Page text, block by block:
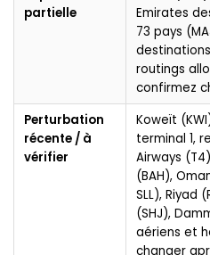
partielle
Emirates
73 pays
routings
confirmez
Perturbation
récente / à
vérifier
Koweït
terminal 1,
Airways
(BAH),
SLL), Riyad
(SHJ),
aériens et
changer